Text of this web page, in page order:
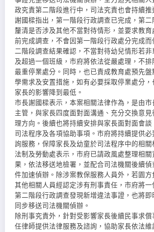
政究責第二階段進行中，司法究責也會持續推
謝國樑指出，第一階段行政調查已完成，第
釐清是否涉及其他不當對待情形，並要求教
前完成調查，不會因第一階段行政處分完成
二階段調查結果確認，不當對待幼兒情形若
及超過一個班級，市府將依法從嚴處理，不排
最重停業處分。同時，也已責成教育處預先
學需求及安置措施，如有必要採取停業處分
家長的影響降到最低。
市長謝國樑表示，本案相關法律作為，是由
主管，與家長四度面對面溝通、充分交換意
理方向。後續也將持續安排與家長面對面會
司法程序及各項協助事項。市府將持續提供
詢服務，保障家長及幼童於司法程序中的相關
法制及勞動處表示，市府已請政風處整理相
果，依法移送地檢署，並配合司法機關後續
件加速偵辦。除涉案教保服務人員外，若園
其他相關人員經認定涉有刑事責任，市府將
第二階段行政調查發現新增違法事證，也將
同步移送司法機關偵辦。
除刑事究責外，針對受影響家長後續民事求
任律師提供法律服務及諮詢，協助家長依法維